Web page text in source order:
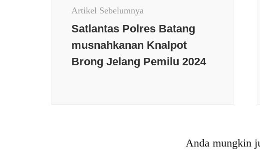
Artikel Sebelumnya
Satlantas Polres Batang
musnahkanan Knalpot
Brong Jelang Pemilu 2024
Anda mungkin
Berita terkini Budaya
Daerah Kesehatan Nasional
News Populer NTT Olaraga
Tengah